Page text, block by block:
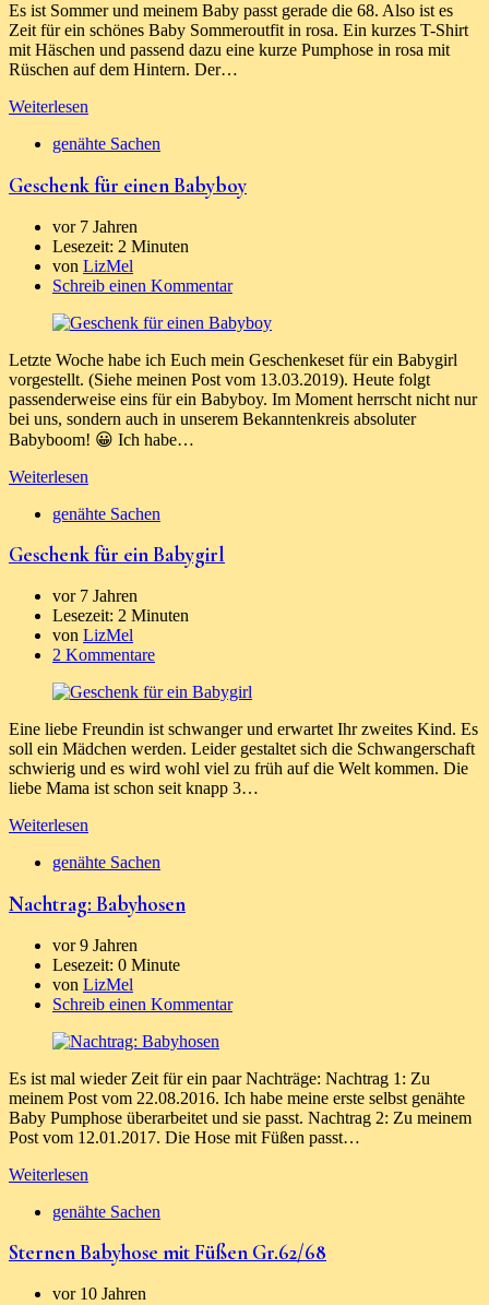
Es ist Sommer und meinem Baby passt gerade die 68. Also ist es
Zeit für ein schönes Baby Sommeroutfit in rosa. Ein kurzes T-Shirt
mit Häschen und passend dazu eine kurze Pumphose in rosa mit
Rüschen auf dem Hintern. Der…
Weiterlesen
genähte Sachen
Geschenk für einen Babyboy
vor 7 Jahren
Lesezeit: 2 Minuten
von LizMel
Schreib einen Kommentar
Letzte Woche habe ich Euch mein Geschenkeset für ein Babygirl
vorgestellt. (Siehe meinen Post vom 13.03.2019). Heute folgt
passenderweise eins für ein Babyboy. Im Moment herrscht nicht nur
bei uns, sondern auch in unserem Bekanntenkreis absoluter
Babyboom! 😀 Ich habe…
Weiterlesen
genähte Sachen
Geschenk für ein Babygirl
vor 7 Jahren
Lesezeit: 2 Minuten
von LizMel
2 Kommentare
Eine liebe Freundin ist schwanger und erwartet Ihr zweites Kind. Es
soll ein Mädchen werden. Leider gestaltet sich die Schwangerschaft
schwierig und es wird wohl viel zu früh auf die Welt kommen. Die
liebe Mama ist schon seit knapp 3…
Weiterlesen
genähte Sachen
Nachtrag: Babyhosen
vor 9 Jahren
Lesezeit: 0 Minute
von LizMel
Schreib einen Kommentar
Es ist mal wieder Zeit für ein paar Nachträge: Nachtrag 1: Zu
meinem Post vom 22.08.2016. Ich habe meine erste selbst genähte
Baby Pumphose überarbeitet und sie passt. Nachtrag 2: Zu meinem
Post vom 12.01.2017. Die Hose mit Füßen passt…
Weiterlesen
genähte Sachen
Sternen Babyhose mit Füßen Gr.62/68
vor 10 Jahren